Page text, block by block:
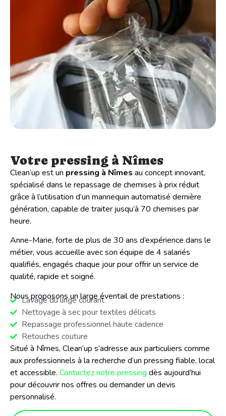
Votre pressing à Nîmes
Clean’up est un pressing à Nîmes au concept innovant,
spécialisé dans le repassage de chemises à prix réduit
grâce à l’utilisation d’un mannequin automatisé dernière
génération, capable de traiter jusqu’à 70 chemises par
heure.
Anne-Marie, forte de plus de 30 ans d’expérience dans le
métier, vous accueille avec son équipe de 4 salariés
qualifiés, engagés chaque jour pour offrir un service de
qualité, rapide et soigné.
Nous proposons un large éventail de prestations :
Lavage du linge courant
Nettoyage à sec pour textiles délicats
Repassage professionnel haute cadence
Retouches couture
Situé à Nîmes, Clean’up s’adresse aux particuliers comme
aux professionnels à la recherche d’un pressing fiable, local
et accessible. Contactez notre pressing dès aujourd’hui
pour découvrir nos offres ou demander un devis
personnalisé.